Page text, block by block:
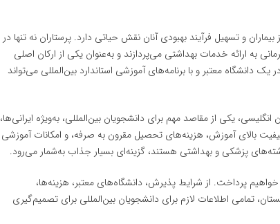
و تسهیل فرآیند بهبودی آنان نقش حیاتی دارد. پرستاران نه تنها در
به ارائه خدمات بهداشتی می‌پردازند و به‌عنوان یکی از ارکان اصلی
معتبر و با برنامه‌های آموزشی استاندارد بین‌المللی می‌تواند
یکی از مقاصد مهم برای دانشجویان بین‌المللی، به‌ویژه ایرانی‌ها،
بالای آموزش، هزینه‌های تحصیل مقرون به صرفه، و امکانات آموزشی
پزشکی و بهداشتی هستند، گزینه‌ای بسیار جذاب به‌شمار می‌رود.
پرداخت. از شرایط پذیرش، دانشگاه‌های معتبر، هزینه‌ها،
تمامی اطلاعات لازم برای دانشجویان بین‌المللی برای تصمیم‌گیری